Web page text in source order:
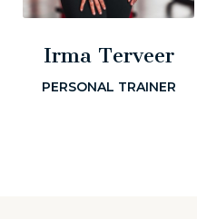
Irma Terveer
PERSONAL TRAINER